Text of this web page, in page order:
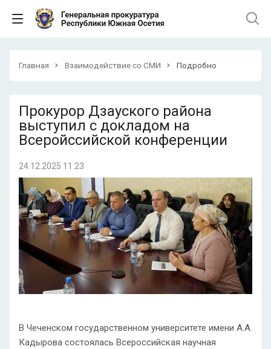
Главная Взаимодействие со СМИ Подробно
Прокурор Дзауского района
выступил с докладом на
Всеройссийской конференции
24.12.2025 11:23
В Чеченском государственном университете имени А.А.
Кадырова состоялась Всероссийская научная